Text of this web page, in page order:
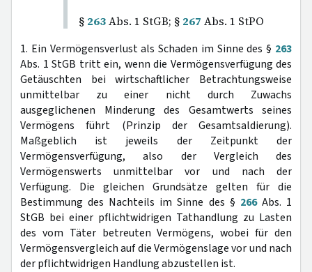
§ 263Abs. 1 StGB; § 267 Abs. 1 StPO
1. Ein Vermögensverlust als Schaden im Sinne des § 263
Abs. 1 StGB tritt ein, wenn die Vermögensverfügung des
Getäuschten bei wirtschaftlicher Betrachtungsweise
unmittelbar zu einer nicht durch Zuwachs
ausgeglichenen Minderung des Gesamtwerts seines
Vermögens führt (Prinzip der Gesamtsaldierung).
Maßgeblich ist jeweils der Zeitpunkt der
Vermögensverfügung, also der Vergleich des
Vermögenswerts unmittelbar vor und nach der
Verfügung. Die gleichen Grundsätze gelten für die
Bestimmung des Nachteils im Sinne des § 266Abs. 1
StGB bei einer pflichtwidrigen Tathandlung zu Lasten
des vom Täter betreuten Vermögens, wobei für den
Vermögensvergleich auf die Vermögenslage vor und nach
der pflichtwidrigen Handlung abzustellen ist.